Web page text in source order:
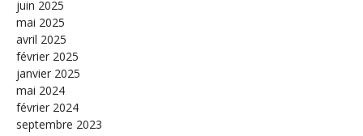
juin 2025
mai 2025
avril 2025
février 2025
janvier 2025
mai 2024
février 2024
septembre 2023